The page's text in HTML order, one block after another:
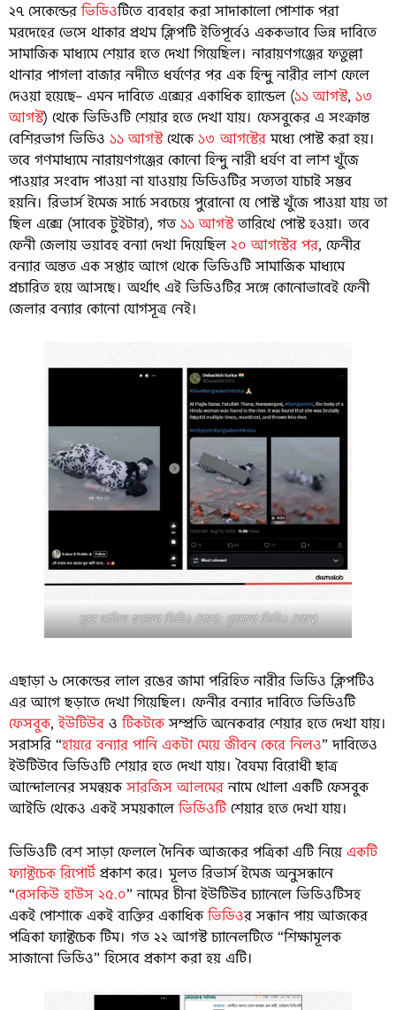
২৭ সেকেন্ডেরভিডিওটিতে ব্যবহার করা সাদাকালো পোশাক পরা
মরদেহের ভেসে থাকার প্রথম ক্লিপটি ইতিপূর্বেও এককভাবে ভিন্ন দাবিতে
সামাজিক মাধ্যমে শেয়ার হতে দেখা গিয়েছিল। নারায়ণগঞ্জের ফতুল্লা
থানার পাগলা বাজার নদীতে ধর্ষণের পর এক হিন্দু নারীর লাশ ফেলে
দেওয়া হয়েছে– এমন দাবিতে এক্সের একাধিক হ্যান্ডেল (১১ আগস্ট, ১৩
আগস্ট) থেকে ভিডিওটি শেয়ার হতে দেখা যায়। ফেসবুকের এ সংক্রান্ত
বেশিরভাগ ভিডিও ১১ আগস্টথেকে১৩ আগস্টেরমধ্যে পোস্ট করা হয়।
তবে গণমাধ্যমে নারায়ণগঞ্জের কোনো হিন্দু নারী ধর্ষণ বা লাশ খুঁজে
পাওয়ার সংবাদ পাওয়া না যাওয়ায় ডিডিওটির সত্যতা যাচাই সম্ভব
হয়নি। রিভার্স ইমেজ সার্চে সবচেয়ে পুরোনো যে পোস্ট খুঁজে পাওয়া যায় তা
ছিল এক্সে (সাবেক টুইটার), গত১১ আগস্টতারিখে পোস্ট হওয়া। তবে
ফেনী জেলায় ভয়াবহ বন্যা দেখা দিয়েছিল ২০ আগস্টের পর, ফেনীর
বন্যার অন্তত এক সপ্তাহ আগে থেকে ভিডিওটি সামাজিক মাধ্যমে
প্রচারিত হয়ে আসছে। অর্থাৎ এই ভিডিওটির সঙ্গে কোনোভাবেই ফেনী
জেলার বন্যার কোনো যোগসূত্র নেই।
ভুয়া দাবিতে ছড়ানো ভিডিও (বামে); পুরোনো ভিডিও (ডানে)
এছাড়া ৬ সেকেন্ডের লাল রঙের জামা পরিহিত নারীর ভিডিও ক্লিপটিও
এর আগে ছড়াতে দেখা গিয়েছিল। ফেনীর বন্যার দাবিতে ভিডিওটি
ফেসবুক,ইউটিউব ওটিকটকেসম্প্রতি অনেকবার শেয়ার হতে দেখা যায়।
সরাসরি “হায়রে বন্যার পানি একটা মেয়ে জীবন কেরে নিলও” দাবিতেও
ইউটিউবে ভিডিওটি শেয়ার হতে দেখা যায়। বৈষম্য বিরোধী ছাত্র
আন্দোলনের সমন্বয়কসারজিস আলমেরনামে খোলা একটি ফেসবুক
আইডি থেকেও একই সময়কালেভিডিওটিশেয়ার হতে দেখা যায়।
ভিডিওটি বেশ সাড়া ফেললে দৈনিক আজকের পত্রিকা এটি নিয়ে একটি
ফ্যাক্টচেক রিপোর্ট প্রকাশ করে। মূলত রিভার্স ইমেজ অনুসন্ধানে
“রেসকিউ হাউস ২৫.০” নামের চীনা ইউটিউব চ্যানেলে ভিডিওটিসহ
একই পোশাকে একই ব্যক্তির একাধিকভিডিওর সন্ধান পায় আজকের
পত্রিকা ফ্যাক্টচেক টিম। গত ২২ আগস্ট চ্যানেলটিতে “শিক্ষামূলক
সাজানো ভিডিও” হিসেবে প্রকাশ করা হয় এটি।